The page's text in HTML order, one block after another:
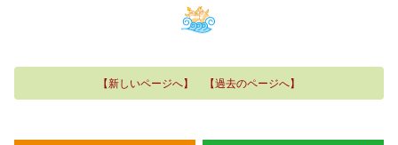
【新しいページへ】 【過去のページへ】